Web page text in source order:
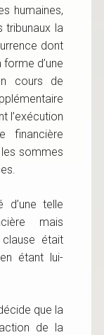
humaines,
tribunaux la
dont
d’une
cours de
l’exécution
financière
les sommes
d’une telle
mais
était
étant lui-
que la
de la